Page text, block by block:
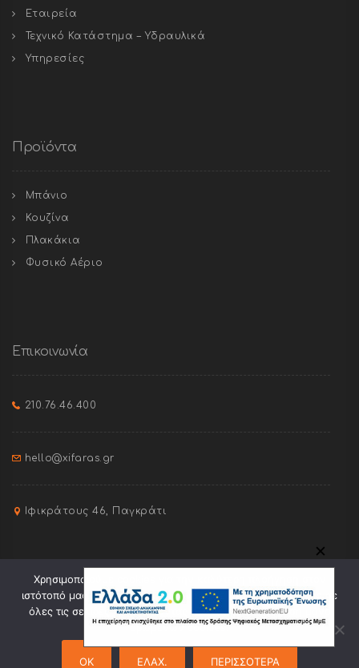
Εταιρεία
Τεχνικό Κατάστημα – Υδραυλικά
Υπηρεσίες
Προϊόντα
Μπάνιο
Κουζίνα
Πλακάκια
Φυσικό Αέριο
Επικοινωνία
210.76.46.400
hello@xifaras.gr
Ιφικράτους 46, Παγκράτι
Χρησιμοποιούμε cookies για την καλύτερη πλοήγηση στον
ιστότοπό μας. Πατώντας "Οk" συναινείτε στη χρήση cookies σε
όλες τις σελίδες του. Πατώντας "Ελαχ." θα γίνει χρήση μόνο
ορισμένων cookies.
OK ΕΛΑΧ. ΠΕΡΙΣΣΟΤΕΡΑ
✕